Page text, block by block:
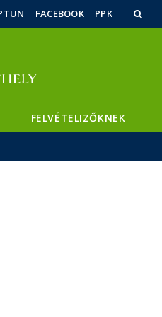
FACEBOOK PPK
FELVÉTELIZŐKNEK